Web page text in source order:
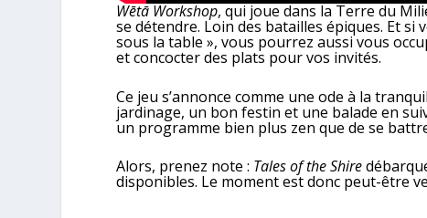
Wētā Workshop, qui joue dans la Terre du
se détendre. Loin des batailles épiques. Et
sous la table », vous pourrez aussi vous
et concocter des plats pour vos invités.
Ce jeu s’annonce comme une ode à la
jardinage, un bon festin et une balade en
un programme bien plus zen que de se
Alors, prenez note : Tales of the Shire
disponibles. Le moment est donc peut-être